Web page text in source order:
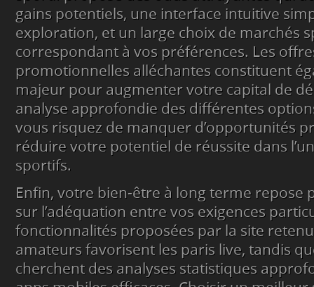
gains potentiels, une interface intuitive
exploration, et un large choix de marchés
correspondant à vos préférences. Les
promotionnelles alléchantes constituent
majeur pour augmenter votre capital de
analyse approfondie des différentes
vous risquez de manquer d’opportunités
réduire votre potentiel de réussite dans
sportifs.
Enfin, votre bien-être à long terme repose
sur l’adéquation entre vos exigences
fonctionnalités proposées par la site
amateurs favorisent les paris live, tandis
cherchent des analyses statistiques